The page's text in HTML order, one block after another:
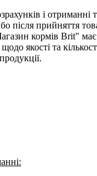
і отриманні
після прийняття
кормів Brit"
якості та